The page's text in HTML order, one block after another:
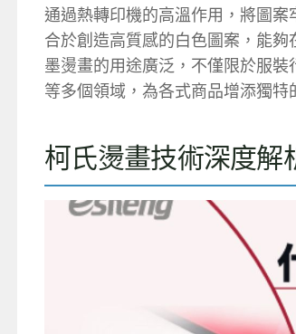
通過熱轉印機的高溫作用，將圖
合於創造高質感的白色圖案，能
墨燙畫的用途廣泛，不僅限於服
等多個領域，為各式商品增添獨特
柯氏燙畫技術深度解